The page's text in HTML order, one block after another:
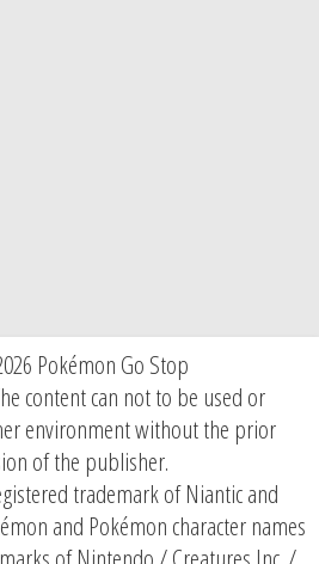
Pokémon Go Stop
content can not to be used or
environment without the prior
of the publisher.
trademark of Niantic and
and Pokémon character names